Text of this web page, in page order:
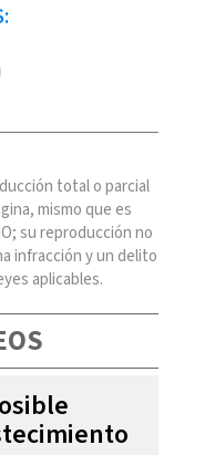
total o parcial
mismo que es
su reproducción no
infracción y un delito
aplicables.